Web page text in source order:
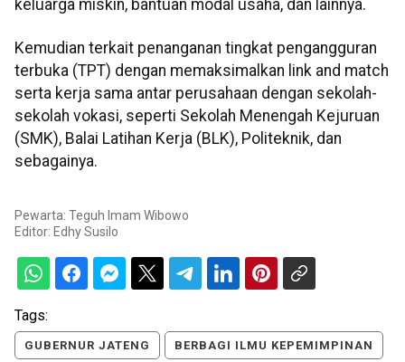
keluarga miskin, bantuan modal usaha, dan lainnya.
Kemudian terkait penanganan tingkat pengangguran
terbuka (TPT) dengan memaksimalkan link and match
serta kerja sama antar perusahaan dengan sekolah-
sekolah vokasi, seperti Sekolah Menengah Kejuruan
(SMK), Balai Latihan Kerja (BLK), Politeknik, dan
sebagainya.
Pewarta: Teguh Imam Wibowo
Editor: Edhy Susilo
Tags:
GUBERNUR JATENG BERBAGI ILMU KEPEMIMPINAN